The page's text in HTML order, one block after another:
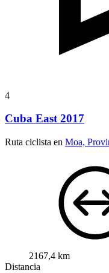
4
Cuba East 2017
Ruta ciclista en Moa,
2167,4 km
Distancia